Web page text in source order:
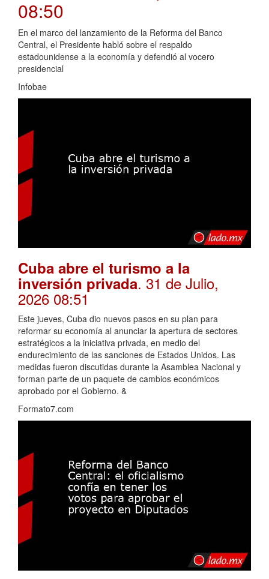
08:50
En el marco del lanzamiento de la Reforma del Banco
Central, el Presidente habló sobre el respaldo
estadounidense a la economía y defendió al vocero
presidencial
Infobae
Cuba abre el turismo a la
inversión privada. 31 de Julio,
2026 08:51
Este jueves, Cuba dio nuevos pasos en su plan para
reformar su economía al anunciar la apertura de sectores
estratégicos a la iniciativa privada, en medio del
endurecimiento de las sanciones de Estados Unidos. Las
medidas fueron discutidas durante la Asamblea Nacional y
forman parte de un paquete de cambios económicos
aprobado por el Gobierno. &
Formato7.com